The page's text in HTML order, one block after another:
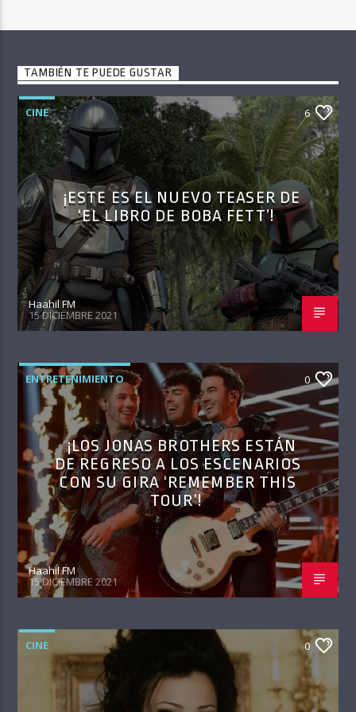
TAMBIÉN TE PUEDE GUSTAR
CINE 6
¡ESTE ES EL NUEVO TEASER DE
‘EL LIBRO DE BOBA FETT’!
Haahil FM
15 DICIEMBRE 2021
ENTRETENIMIENTO 0
¡LOS JONAS BROTHERS ESTÁN
DE REGRESO A LOS ESCENARIOS
CON SU GIRA ‘REMEMBER THIS
TOUR’!
Haahil FM
15 DICIEMBRE 2021
CINE 0